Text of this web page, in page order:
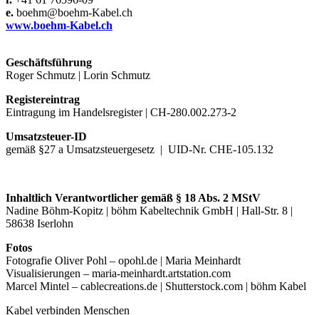
e. boehm@boehm-Kabel.ch
www.boehm-Kabel.ch
Geschäftsführung
Roger Schmutz | Lorin Schmutz
Registereintrag
Eintragung im Handelsregister | CH-280.002.273-2
Umsatzsteuer-ID
gemäß §27 a Umsatzsteuergesetz | UID-Nr. CHE-105.132
Inhaltlich Verantwortlicher gemäß § 18 Abs. 2 MStV
Nadine Böhm-Kopitz | böhm Kabeltechnik GmbH | Hall-Str. 8 |
58638 Iserlohn
Fotos
Fotografie Oliver Pohl – opohl.de | Maria Meinhardt
Visualisierungen – maria-meinhardt.artstation.com
Marcel Mintel – cablecreations.de | Shutterstock.com | böhm Kabel
Kabel verbinden Menschen